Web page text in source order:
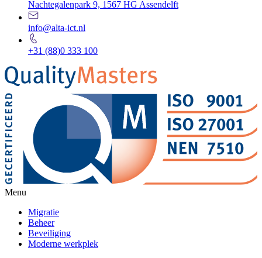
Nachtegalenpark 9, 1567 HG Assendelft
info@alta-ict.nl
+31 (88)0 333 100
Menu
Migratie
Beheer
Beveiliging
Moderne werkplek